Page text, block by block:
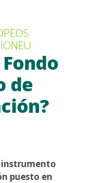
de
instrumento
puesto en